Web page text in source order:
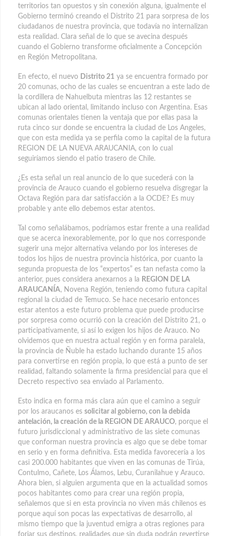
territorios tan opuestos y sin conexión alguna, igualmente el
Gobierno terminó creando el Distrito 21 para sorpresa de los
ciudadanos de nuestra provincia, que todavía no internalizan
esta realidad. Clara señal de lo que se avecina después
cuando el Gobierno transforme oficialmente a Concepción
en Región Metropolitana.
En efecto, el nuevo Distrito 21 ya se encuentra formado por
20 comunas, ocho de las cuales se encuentran a este lado de
la cordillera de Nahuelbuta mientras las 12 restantes se
ubican al lado oriental, limitando incluso con Argentina. Esas
comunas orientales tienen la ventaja que por ellas pasa la
ruta cinco sur donde se encuentra la ciudad de Los Angeles,
que con esta medida ya se perfila como la capital de la futura
REGION DE LA NUEVA ARAUCANIA, con lo cual
seguiríamos siendo el patio trasero de Chile.
¿Es esta señal un real anuncio de lo que sucederá con la
provincia de Arauco cuando el gobierno resuelva disgregar la
Octava Región para dar satisfacción a la OCDE? Es muy
probable y ante ello debemos estar atentos.
Tal como señalábamos, podríamos estar frente a una realidad
que se acerca inexorablemente, por lo que nos corresponde
sugerir una mejor alternativa velando por los intereses de
todos los hijos de nuestra provincia histórica, por cuanto la
segunda propuesta de los “expertos” es tan nefasta como la
anterior, pues considera anexarnos a la REGION DE LA
ARAUCANÍA, Novena Región, teniendo como futura capital
regional la ciudad de Temuco. Se hace necesario entonces
estar atentos a este futuro problema que puede producirse
por sorpresa como ocurrió con la creación del Distrito 21, o
participativamente, si así lo exigen los hijos de Arauco. No
olvidemos que en nuestra actual región y en forma paralela,
la provincia de Ñuble ha estado luchando durante 15 años
para convertirse en región propia, lo que está a punto de ser
realidad, faltando solamente la firma presidencial para que el
Decreto respectivo sea enviado al Parlamento.
Esto indica en forma más clara aún que el camino a seguir
por los araucanos es solicitar al gobierno, con la debida
antelación, la creación de la REGION DE ARAUCO, porque el
futuro jurisdiccional y administrativo de las siete comunas
que conforman nuestra provincia es algo que se debe tomar
en serio y en forma definitiva. Esta medida favorecería a los
casi 200.000 habitantes que viven en las comunas de Tirúa,
Contulmo, Cañete, Los Álamos, Lebu, Curanilahue y Arauco.
Ahora bien, si alguien argumenta que en la actualidad somos
pocos habitantes como para crear una región propia,
señalemos que si en esta provincia no viven más chilenos es
porque aquí son pocas las expectativas de desarrollo, al
mismo tiempo que la juventud emigra a otras regiones para
forjar sus destinos, realidades que sin duda podrán revertirse